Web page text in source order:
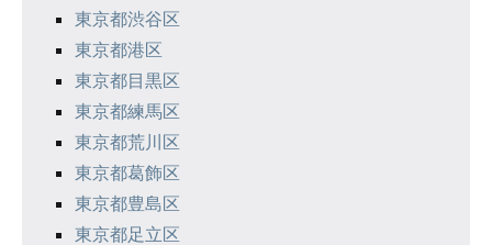
東京都渋谷区
東京都港区
東京都目黒区
東京都練馬区
東京都荒川区
東京都葛飾区
東京都豊島区
東京都足立区